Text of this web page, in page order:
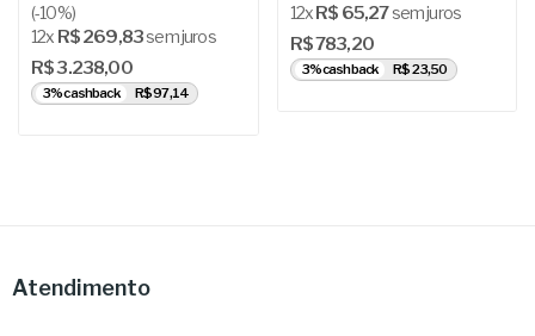
(-10%)
12x R$ 269,83sem juros
R$ 3.238,00
3% cashback R$ 97,14
12xR$ 65,27sem juros
R$ 783,20
3% cashback R$ 23,50
Atendimento